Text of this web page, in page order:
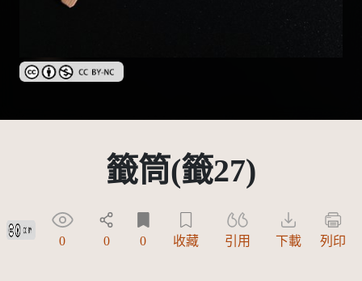
創用CC姓名標示-非商業性 3.0 台灣及其後版本(CC BY-NC 3.0 TW
籤筒(籤27)
創用CC姓名標示 3.0 台灣及其後版本(CC BY 3.0 TW +)
0 0 0 收藏 引用 下載 列印